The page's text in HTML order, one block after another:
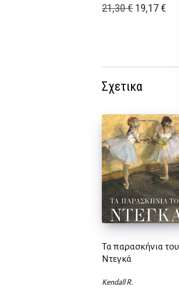
21,30€Original
19,17€
Σχετικα
Τα παρασκήνια του
Ντεγκά
Kendall R.